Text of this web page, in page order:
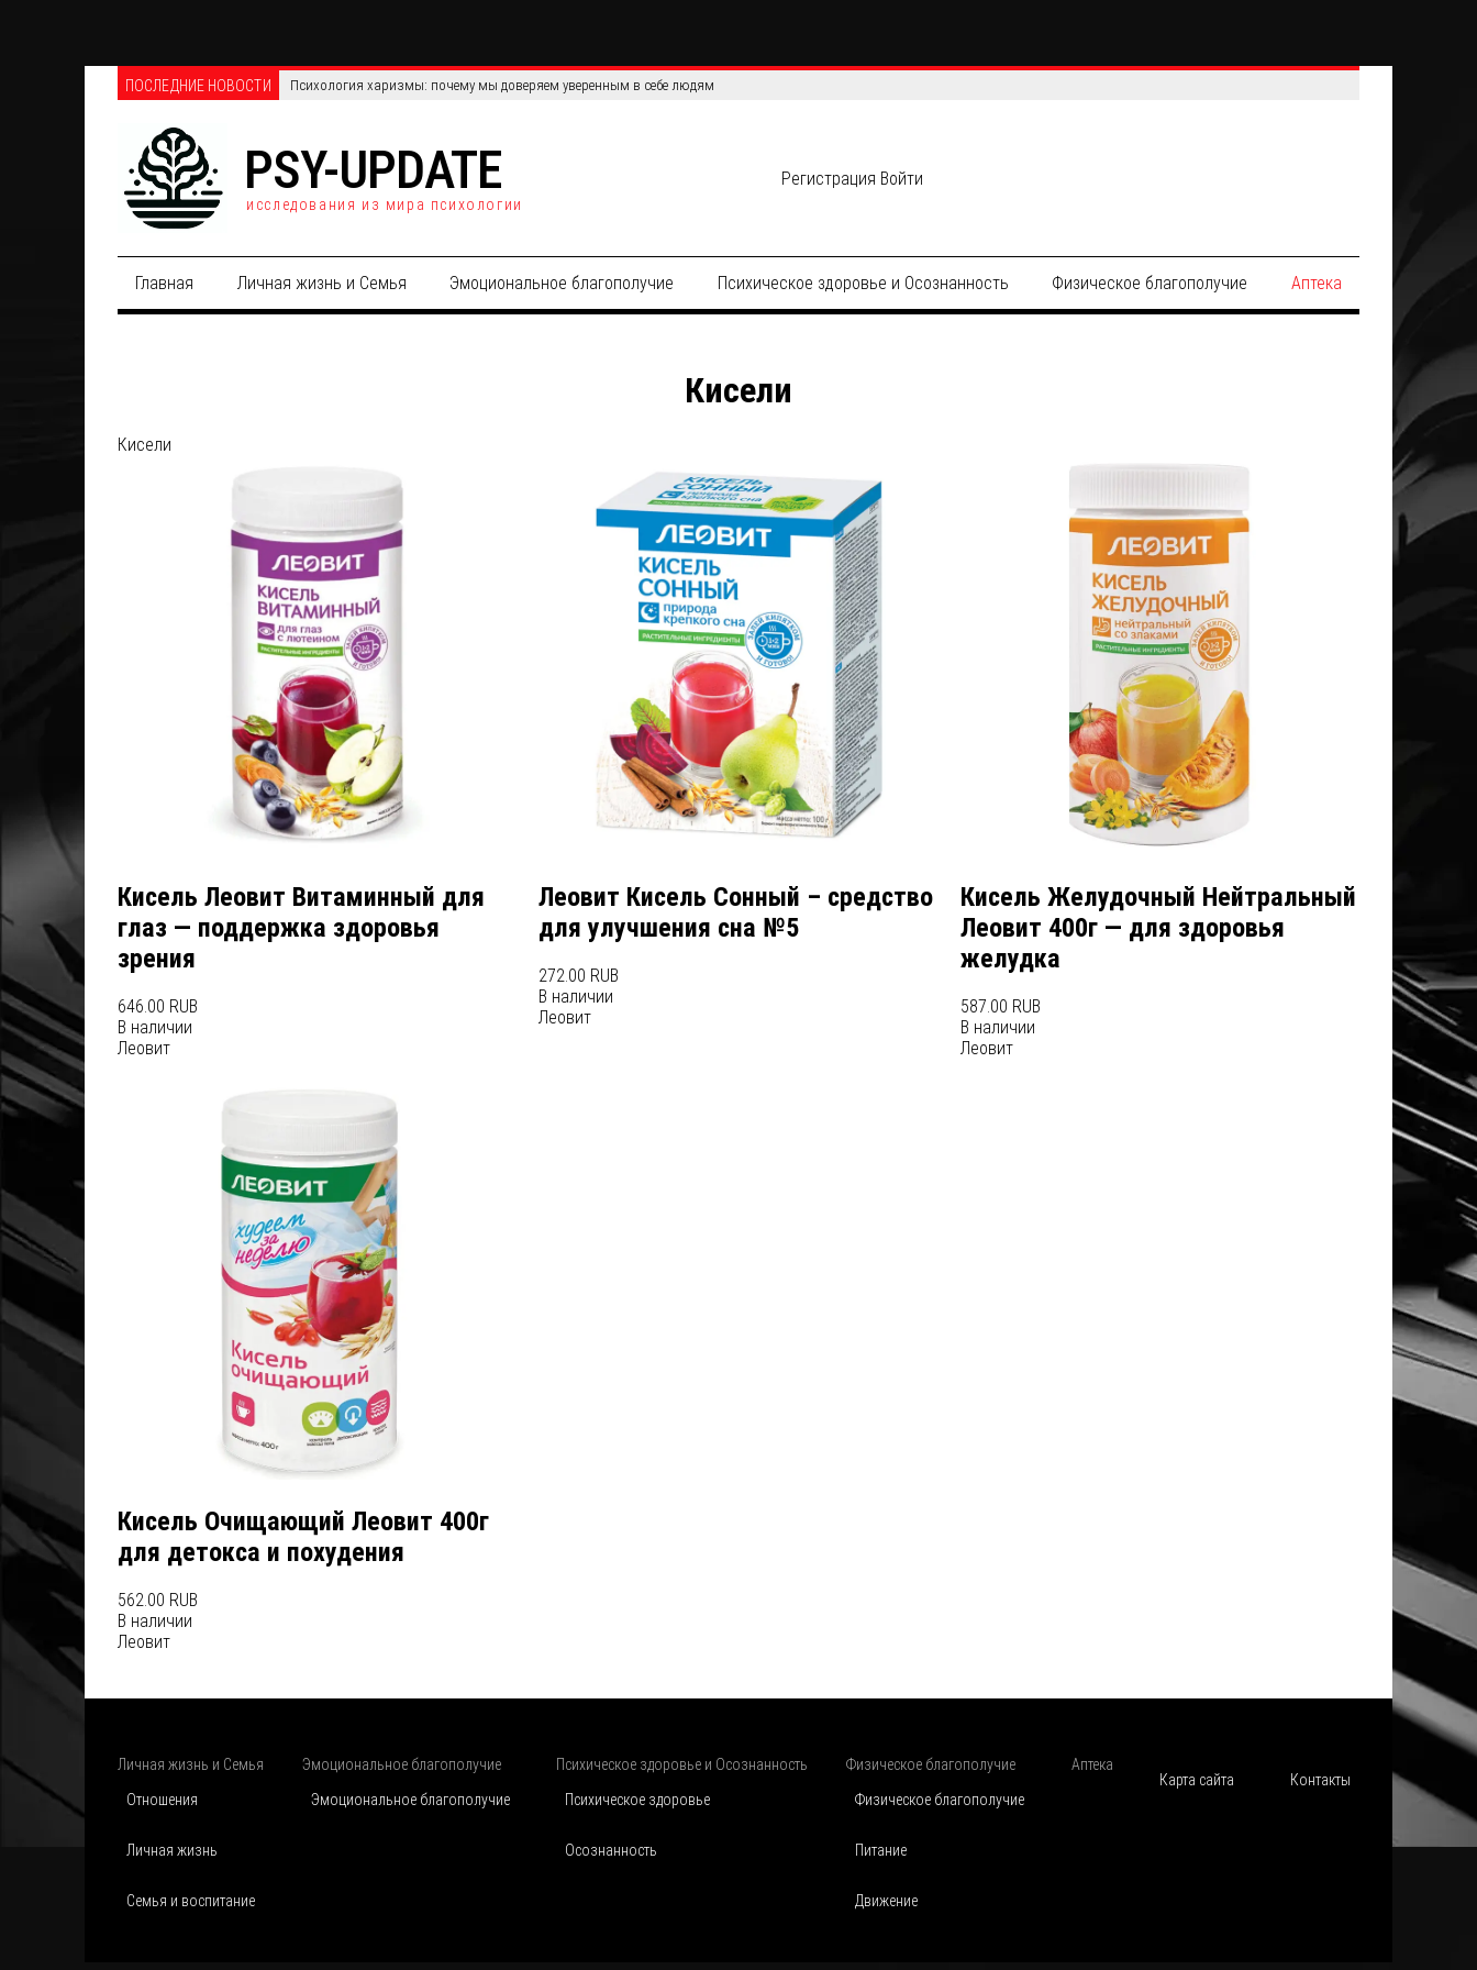
ПОСЛЕДНИЕ НОВОСТИ Психология харизмы: почему мы доверяем уверенным в себе людям
PSY-UPDATE
исследования из мира психологии
Регистрация Войти
Главная Личная жизнь и Семья Эмоциональное благополучие Психическое здоровье и Осознанность Физическое благополучие Аптека
Кисели
Кисели
Кисель Леовит Витаминный для
глаз — поддержка здоровья
зрения
646.00 RUB
В наличии
Леовит
Леовит Кисель Сонный – средство
для улучшения сна №5
272.00 RUB
В наличии
Леовит
Кисель Желудочный Нейтральный
Леовит 400г — для здоровья
желудка
587.00 RUB
В наличии
Леовит
Кисель Очищающий Леовит 400г
для детокса и похудения
562.00 RUB
В наличии
Леовит
Личная жизнь и Семья
Отношения
Личная жизнь
Семья и воспитание
Эмоциональное благополучие
Эмоциональное благополучие
Психическое здоровье и Осознанность
Психическое здоровье
Осознанность
Физическое благополучие
Физическое благополучие
Питание
Движение
Аптека
Карта сайта
Контакты